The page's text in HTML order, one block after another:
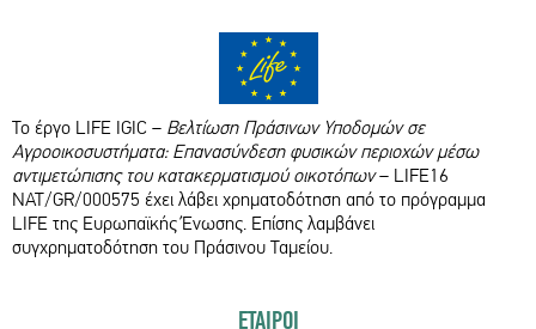
Το έργο LIFE IGIC – Βελτίωση Πράσινων Υποδομών σε
Αγροοικοσυστήματα: Επανασύνδεση φυσικών περιοχών μέσω
αντιμετώπισης του κατακερματισμού οικοτόπων– LIFE16
NAT/GR/000575 έχει λάβει χρηματοδότηση από το πρόγραμμα
LIFE της Ευρωπαϊκής Ένωσης. Επίσης λαμβάνει
συγχρηματοδότηση του Πράσινου Ταμείου.
ΕΤΑΙΡΟΙ